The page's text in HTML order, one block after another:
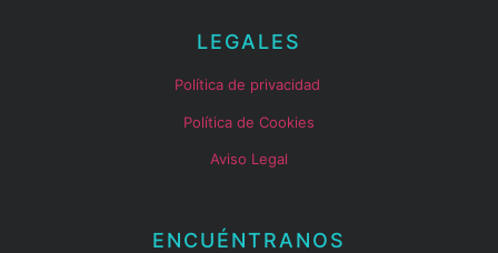
LEGALES
Política de privacidad
Política de Cookies
Aviso Legal
ENCUÉNTRANOS